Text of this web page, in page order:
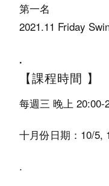
第一名
2021.11 Friday
.
【課程時間 】
每週三 晚上 20:00-
十月份日期： 10/5,
.